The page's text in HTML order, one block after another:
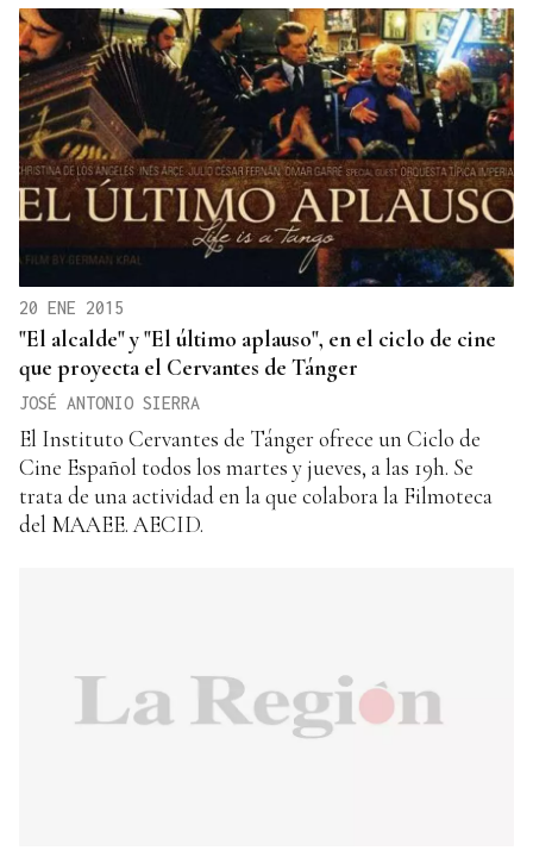
20 ENE 2015
"El alcalde" y "El último aplauso", en el ciclo de cine
que proyecta el Cervantes de Tánger
JOSÉ ANTONIO SIERRA
El Instituto Cervantes de Tánger ofrece un Ciclo de
Cine Español todos los martes y jueves, a las 19h. Se
trata de una actividad en la que colabora la Filmoteca
del MAAEE. AECID.